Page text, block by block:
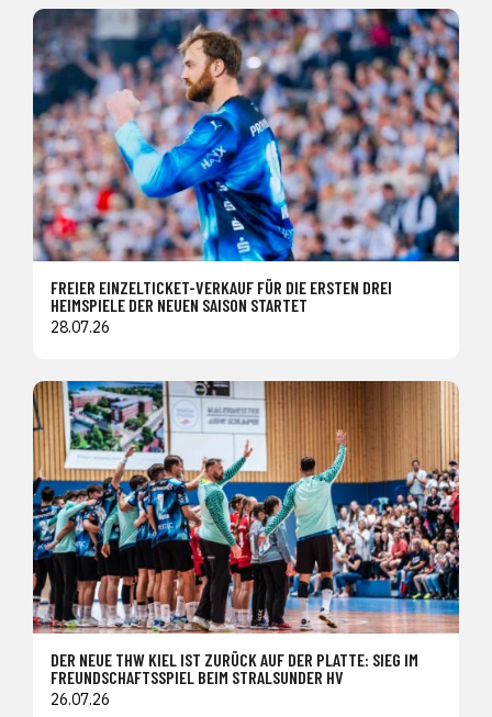
FREIER EINZELTICKET-VERKAUF FÜR DIE ERSTEN DREI
HEIMSPIELE DER NEUEN SAISON STARTET
28.07.26
DER NEUE THW KIEL IST ZURÜCK AUF DER PLATTE: SIEG IM
FREUNDSCHAFTSSPIEL BEIM STRALSUNDER HV
26.07.26